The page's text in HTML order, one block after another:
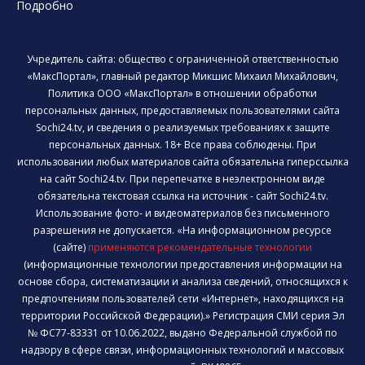
Подробно
Учредитель сайта: общество с ограниченной ответственностью
«МаксПортал», главный редактор Микшис Михаил Михайлович,
Политика ООО «МаксПортал» в отношении обработки
персональных данных, предоставляемых пользователями сайта
Sochi24.tv, и сведения о реализуемых требованиях к защите
персональных данных. 18+ Все права соблюдены. При
использовании любых материалов сайта обязательна гиперссылка
на сайт Sochi24.tv. При перепечатке в неэлектронном виде
обязательна текстовая ссылка на источник - сайт Sochi24.tv.
Использование фото- и видеоматериалов без письменного
разрешения не допускается. «На информационном ресурсе
(сайте) применяются рекомендательные технологии
(информационные технологии предоставления информации на
основе сбора, систематизации и анализа сведений, относящихся к
предпочтениям пользователей сети «Интернет», находящихся на
территории Российской Федерации).» Регистрация СМИ серия Эл
№ ФС77-83331 от 10.06.2022, выдано Федеральной службой по
надзору в сфере связи, информационных технологий и массовых